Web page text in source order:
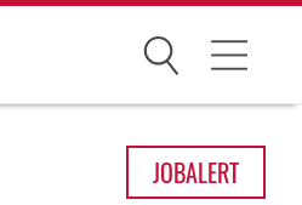
Suchen
JOBALERT